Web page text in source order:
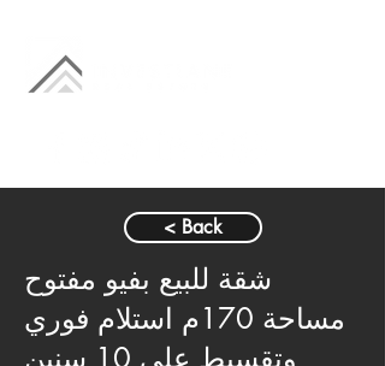
< Back
شقة للبيع بفيو مفتوح
مساحة 170م استلام فوري
وتقسيط على 10 سنين